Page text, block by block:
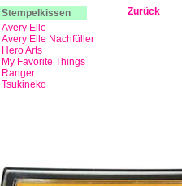
Stempelkissen
Avery Elle
Avery Elle Nachfüller
Hero Arts
My Favorite Things
Ranger
Tsukineko
Zurück